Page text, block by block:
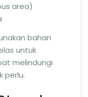
area)
bahan
untuk
melindungi
perlu.